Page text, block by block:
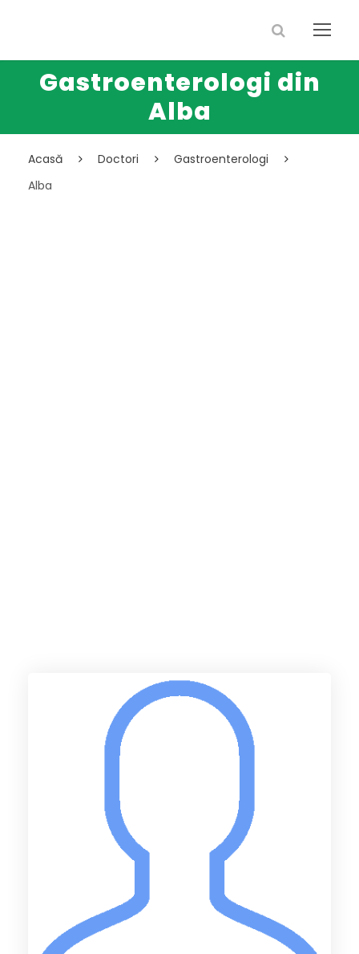
Gastroenterologi din
Alba
Acasă Doctori
Gastroenterologi
Alba